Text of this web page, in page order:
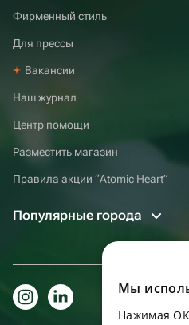
Фирменный стиль
Для прессы
Вакансии
Наш журнал
Центр помощи
Разместить магазин
Правила акции “Atomic Heart”
Популярные города
Мы
Нажимая